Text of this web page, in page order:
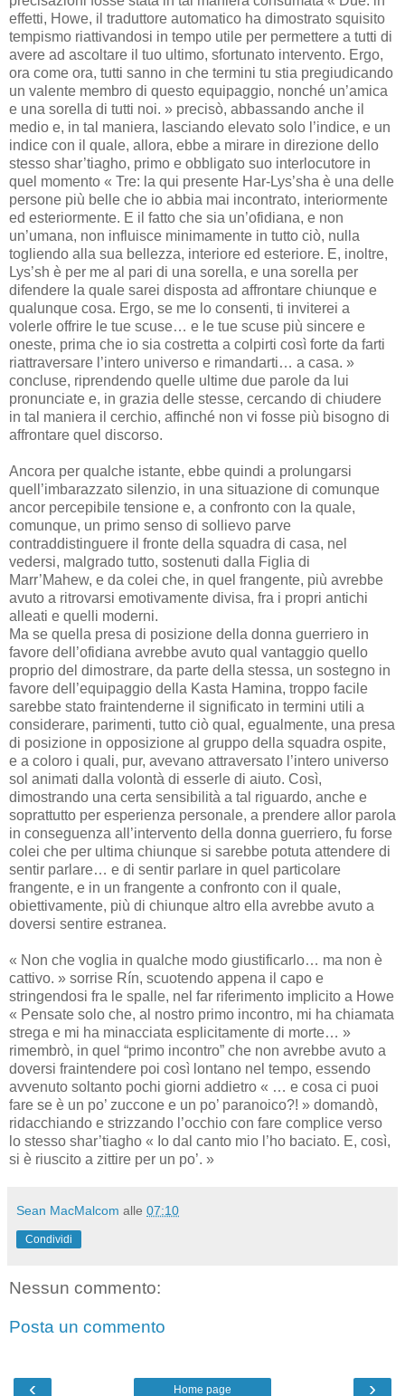
effetti, Howe, il traduttore automatico ha dimostrato squisito
tempismo riattivandosi in tempo utile per permettere a tutti di
avere ad ascoltare il tuo ultimo, sfortunato intervento. Ergo,
ora come ora, tutti sanno in che termini tu stia pregiudicando
un valente membro di questo equipaggio, nonché un’amica
e una sorella di tutti noi. » precisò, abbassando anche il
medio e, in tal maniera, lasciando elevato solo l’indice, e un
indice con il quale, allora, ebbe a mirare in direzione dello
stesso shar’tiagho, primo e obbligato suo interlocutore in
quel momento « Tre: la qui presente Har-Lys’sha è una delle
persone più belle che io abbia mai incontrato, interiormente
ed esteriormente. E il fatto che sia un’ofidiana, e non
un’umana, non influisce minimamente in tutto ciò, nulla
togliendo alla sua bellezza, interiore ed esteriore. E, inoltre,
Lys’sh è per me al pari di una sorella, e una sorella per
difendere la quale sarei disposta ad affrontare chiunque e
qualunque cosa. Ergo, se me lo consenti, ti inviterei a
volerle offrire le tue scuse… e le tue scuse più sincere e
oneste, prima che io sia costretta a colpirti così forte da farti
riattraversare l’intero universo e rimandarti… a casa. »
concluse, riprendendo quelle ultime due parole da lui
pronunciate e, in grazia delle stesse, cercando di chiudere
in tal maniera il cerchio, affinché non vi fosse più bisogno di
affrontare quel discorso.
Ancora per qualche istante, ebbe quindi a prolungarsi
quell’imbarazzato silenzio, in una situazione di comunque
ancor percepibile tensione e, a confronto con la quale,
comunque, un primo senso di sollievo parve
contraddistinguere il fronte della squadra di casa, nel
vedersi, malgrado tutto, sostenuti dalla Figlia di
Marr’Mahew, e da colei che, in quel frangente, più avrebbe
avuto a ritrovarsi emotivamente divisa, fra i propri antichi
alleati e quelli moderni.
Ma se quella presa di posizione della donna guerriero in
favore dell’ofidiana avrebbe avuto qual vantaggio quello
proprio del dimostrare, da parte della stessa, un sostegno in
favore dell’equipaggio della Kasta Hamina, troppo facile
sarebbe stato fraintenderne il significato in termini utili a
considerare, parimenti, tutto ciò qual, egualmente, una presa
di posizione in opposizione al gruppo della squadra ospite,
e a coloro i quali, pur, avevano attraversato l’intero universo
sol animati dalla volontà di esserle di aiuto. Così,
dimostrando una certa sensibilità a tal riguardo, anche e
soprattutto per esperienza personale, a prendere allor parola
in conseguenza all’intervento della donna guerriero, fu forse
colei che per ultima chiunque si sarebbe potuta attendere di
sentir parlare… e di sentir parlare in quel particolare
frangente, e in un frangente a confronto con il quale,
obiettivamente, più di chiunque altro ella avrebbe avuto a
doversi sentire estranea.
« Non che voglia in qualche modo giustificarlo… ma non è
cattivo. » sorrise Rín, scuotendo appena il capo e
stringendosi fra le spalle, nel far riferimento implicito a Howe
« Pensate solo che, al nostro primo incontro, mi ha chiamata
strega e mi ha minacciata esplicitamente di morte… »
rimembrò, in quel “primo incontro” che non avrebbe avuto a
doversi fraintendere poi così lontano nel tempo, essendo
avvenuto soltanto pochi giorni addietro « … e cosa ci puoi
fare se è un po’ zuccone e un po’ paranoico?! » domandò,
ridacchiando e strizzando l’occhio con fare complice verso
lo stesso shar’tiagho « Io dal canto mio l’ho baciato. E, così,
si è riuscito a zittire per un po’. »
Sean MacMalcom alle 07:10
Condividi
Nessun commento:
Posta un commento
‹ ›
Home page